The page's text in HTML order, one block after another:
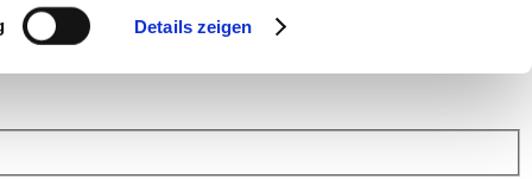
Details zeigen